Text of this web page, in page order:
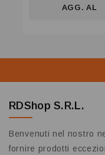
AGG. AL
RDShop S.R.L.
Benvenuti nel nostro
fornire prodotti